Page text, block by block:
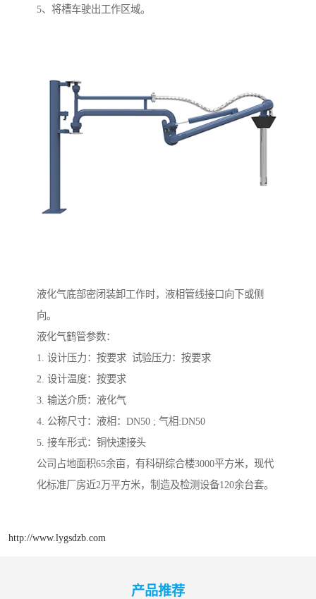
5、将槽车驶出工作区域。
液化气底部密闭装卸工作时，液相管线接口向下或侧
向。
液化气鹤管参数：
1. 设计压力：按要求 试验压力：按要求
2. 设计温度：按要求
3. 输送介质：液化气
4. 公称尺寸：液相：DN50 ; 气相:DN50
5. 接车形式：铜快速接头
公司占地面积65余亩，有科研综合楼3000平方米，现代
化标准厂房近2万平方米，制造及检测设备120余台套。
http://www.lygsdzb.com
产品推荐